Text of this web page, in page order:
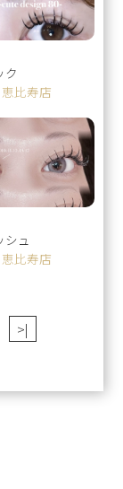
ク
恵比寿店
シュ
恵比寿店
>|